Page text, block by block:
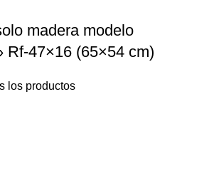
madera modelo
Rf-47×16 (65×54 cm)
los productos